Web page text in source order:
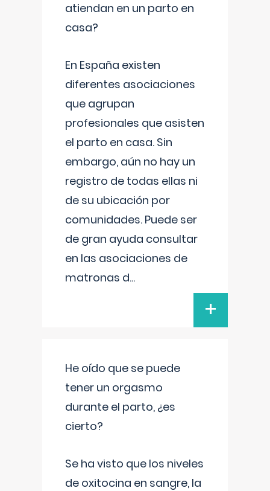
atiendan en un parto en
casa?
En España existen
diferentes asociaciones
que agrupan
profesionales que asisten
el parto en casa. Sin
embargo, aún no hay un
registro de todas ellas ni
de su ubicación por
comunidades. Puede ser
de gran ayuda consultar
en las asociaciones de
matronas d...
+
He oído que se puede
tener un orgasmo
durante el parto, ¿es
cierto?
Se ha visto que los niveles
de oxitocina en sangre, la